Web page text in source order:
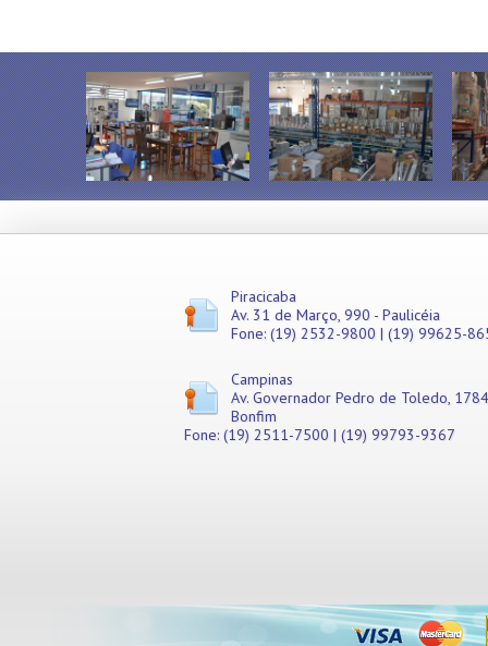
Piracicaba
Av. 31 de Março, 990 - Paulicéia
Fone: (19) 2532-9800 | (19) 99625-
Campinas
Av. Governador Pedro de Toledo,
Bonfim
Fone: (19) 2511-7500 | (19) 99793-9367